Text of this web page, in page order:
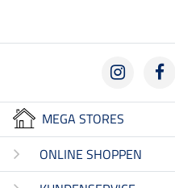
MEGA STORES
ONLINE SHOPPEN